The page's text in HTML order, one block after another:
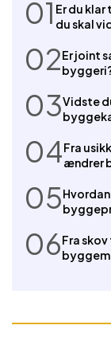
01 Er du
du skal
02Er joint
03Vidste
04Fra
ændrer
05
06Fra